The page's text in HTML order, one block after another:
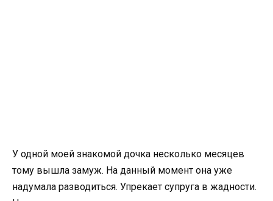
У одной моей знакомой дочка несколько месяцев
тому вышла замуж. На данный момент она уже
надумала разводиться. Упрекает супруга в жадности.